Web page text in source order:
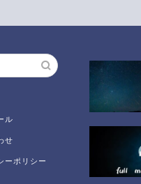
ル
せ
ーポリシー